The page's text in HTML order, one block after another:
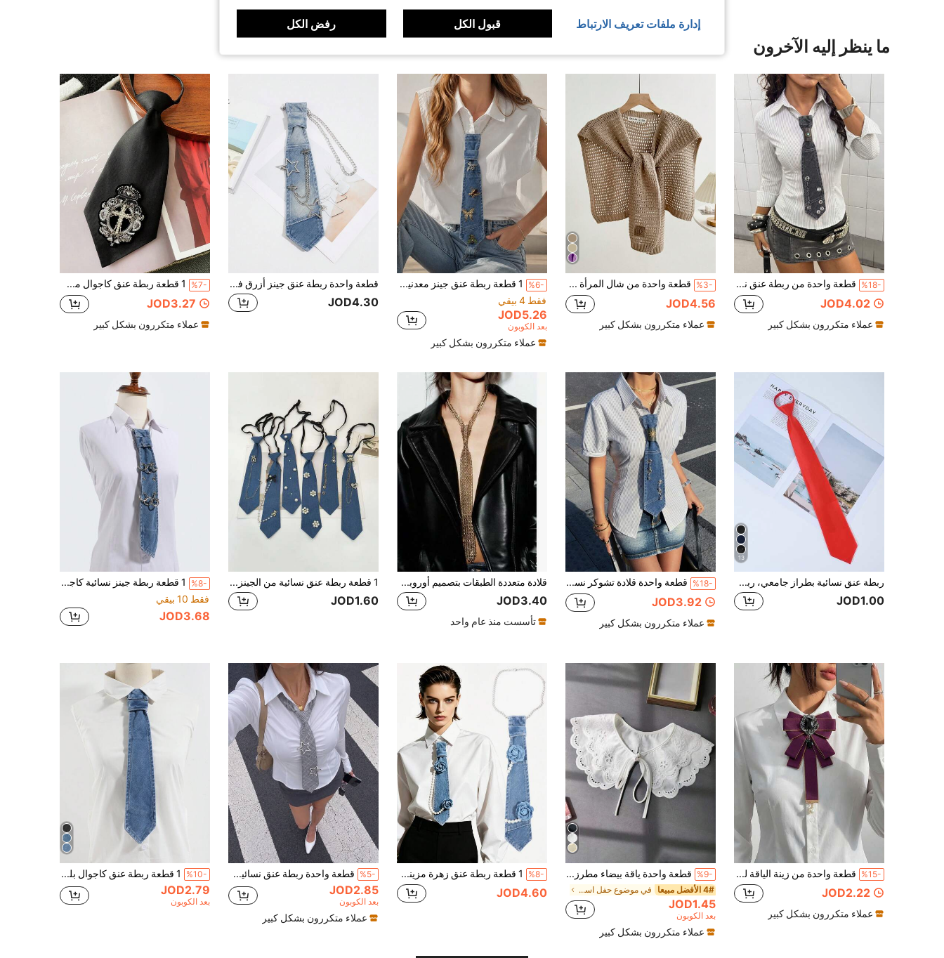
ما ينظر إليه الآخرون
%18- قطعة واحدة من ربطة عنق نسائية موضة بسلسلة متقاطعة من قماش الجينز المغسول، مناسبة للشارع والخروج والتسوق والحفلات والتجمعات
JOD4.02
عملاء متكررون بشكل كبير
%3- قطعة واحدة من شال المرأة مفرغ الفراغات، ملحق للملابس
JOD4.56
عملاء متكررون بشكل كبير
%6-
1 قطعة ربطة عنق جينز معدنية قابلة للتعديل مزينة بالفراشات والنحل، مناسبة للخروجات اليومية والتسوق والحفلات والتجمعات والتخرج والديسكو
فقط 4 بيقي
JOD5.26
بعد الكوبون
عملاء متكررون بشكل كبير
قطعة واحدة ربطة عنق جينز أزرق فاتح مغسول بطراز عتيق مع سلسلة نجوم مرصعة بالراينستون، ربطة عنق صغيرة زخرفية لقميص فتاة ساخنة بطراز Y2K Millennium
JOD4.30
%7- 1 قطعة ربطة عنق كاجوال من البوليستر بشعار التاج، لجميع الفصول
JOD3.27
عملاء متكررون بشكل كبير
13
ربطة عنق نسائية بطراز جامعي، ربطة عنق سهلة الاستخدام بسحاب وسهم، مناسبة للمهرجانات والسفر والحفلات والتخرج
JOD1.00
%18- قطعة واحدة قلادة تشوكر نسائية من قماش الجينز المغسول مع سلسلة، مناسبة للاستخدام اليومي العادي والخروجات والتسوق والحفلات والتجمعات
JOD3.92
عملاء متكررون بشكل كبير
قلادة متعددة الطبقات بتصميم أوروبي وأمريكي عصري مبالغ فيه وفارغ، بطراز بوهيمي للارتداء اليومي والحفلات، قطعة واحدة
JOD3.40
تأسست منذ عام واحد
1 قطعة ربطة عنق نسائية من الجينز الأزرق مزينة بسلسلة وخرز اصطناعي، ربطة عنق بدون عقدة قابلة للتعديل بطراز JK، إكسسوار عنق شخصي للملابس الشارعية، مناسب للقمصان والبدل والأزياء المسرحية
JOD1.60
%8-
1 قطعة ربطة جينز نسائية كاجوال بتصميم إبزيم دائري ولون موحد وسلسلة، مناسبة لملابس حفلات رقص الشارع والهيب هوب
فقط 10 بيقي
JOD3.68
%15- قطعة واحدة من زينة الياقة للنساء بتصميم أنيق وفاخر مع فيونكة مرصعة بالراينستون والأحجار الكريمة المزيفة واللؤلؤ الصناعي، مناسبة للاستخدام اليومي والكاجوال وعروض المسرح والحفلات والتنسيق
JOD2.22
عملاء متكررون بشكل كبير
%9- قطعة واحدة ياقة بيضاء مطرزة كاذبة بطبقتين بياقة بيتر بان مع ديكور دانتيل وشال كتف للسيدات
4# الأفضل مبيعا في موضوع حفل استقبال الطالبات ياقة نسائية وملحقاته
JOD1.45
بعد الكوبون
عملاء متكررون بشكل كبير
%8- 1 قطعة ربطة عنق زهرة مزينة بسلسلة اللؤلؤ الاصطناعية للنساء، مناسبة للحفلات والخروجات والتصوير الفوتوغرافي والمناسبات والسفر
JOD4.60
%5- قطعة واحدة ربطة عنق نسائية عصرية بنمط نجمة لامعة ونقشة هوندزتوث، مناسبة للاستخدام اليومي والتسوق والحفلات والمناسبات الأخرى
JOD2.85
بعد الكوبون
عملاء متكررون بشكل كبير
%10- 1 قطعة ربطة عنق كاجوال بلون أحادي قابلة للتثبيت، مريحة ومتعددة الاستخدامات للرجال والنساء، مناسبة للارتداء اليومي والحفلات والمواعيد
JOD2.79
بعد الكوبون
إدارة ملفات تعريف الارتباط قبول الكل رفض الكل